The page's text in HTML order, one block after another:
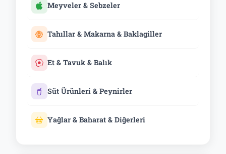
Meyveler & Sebzeler
Tahıllar & Makarna & Baklagiller
Et & Tavuk & Balık
Süt Ürünleri & Peynirler
Yağlar & Baharat & Diğerleri